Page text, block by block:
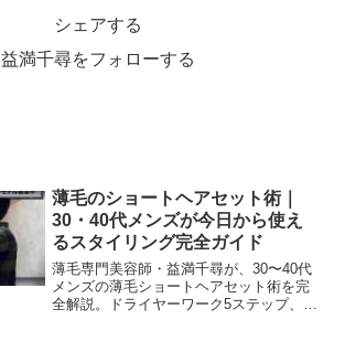
シェアする
益満千尋をフォローする
薄毛のショートヘアセット術｜
30・40代メンズが今日から使え
るスタイリング完全ガイド
薄毛専門美容師・益満千尋が、30〜40代
メンズの薄毛ショートヘアセット術を完
全解説。ドライヤーワーク5ステップ、